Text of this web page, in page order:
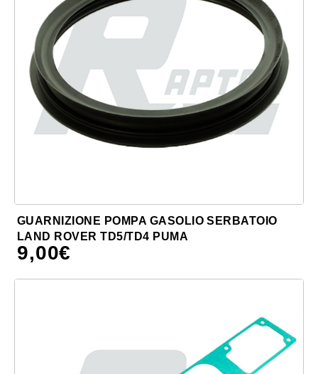
GUARNIZIONE POMPA GASOLIO SERBATOIO
LAND ROVER TD5/TD4 PUMA
9,00€